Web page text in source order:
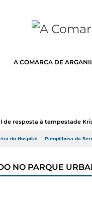
A COMARCA DE
de resposta à tempestade
do Hospital Pampilhosa da
NO PARQUE